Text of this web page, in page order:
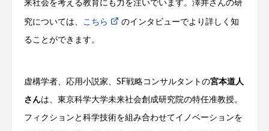
来社会を考える教育にも力を注いでいます。澤井さんの研
究については、 こちら のインタビューでより詳しく知
ることができます。
虚構学者、応用小説家、SF戦略コンサルタントの宮本道人
さんは、東京科学大学未来社会創成研究院の特任准教授。
フィクションと科学技術を組み合わせてイノベーションを